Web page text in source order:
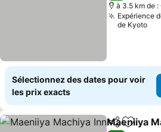
à 3.5 km de
Expérience
de Kyoto
Sélectionnez des dates pour voir
les prix exacts
PartagerAjouter
Maeniiya